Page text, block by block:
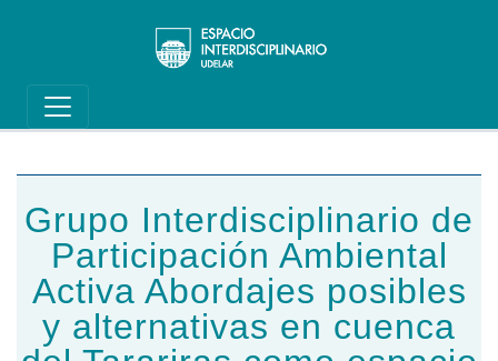
Main navigation
Grupo Interdisciplinario de
Participación Ambiental
Activa Abordajes posibles
y alternativas en cuenca